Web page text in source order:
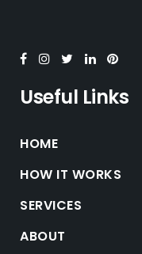
Useful Links
HOME
HOW IT WORKS
SERVICES
ABOUT